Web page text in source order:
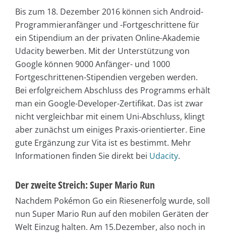
Bis zum 18. Dezember 2016 können sich Android-
Programmieranfänger und -Fortgeschrittene für
ein Stipendium an der privaten Online-Akademie
Udacity bewerben. Mit der Unterstützung von
Google können 9000 Anfänger- und 1000
Fortgeschrittenen-Stipendien vergeben werden.
Bei erfolgreichem Abschluss des Programms erhält
man ein Google-Developer-Zertifikat. Das ist zwar
nicht vergleichbar mit einem Uni-Abschluss, klingt
aber zunächst um einiges Praxis-orientierter. Eine
gute Ergänzung zur Vita ist es bestimmt. Mehr
Informationen finden Sie direkt bei Udacity.
Der zweite Streich: Super Mario Run
Nachdem Pokémon Go ein Riesenerfolg wurde, soll
nun Super Mario Run auf den mobilen Geräten der
Welt Einzug halten. Am 15.Dezember, also noch in